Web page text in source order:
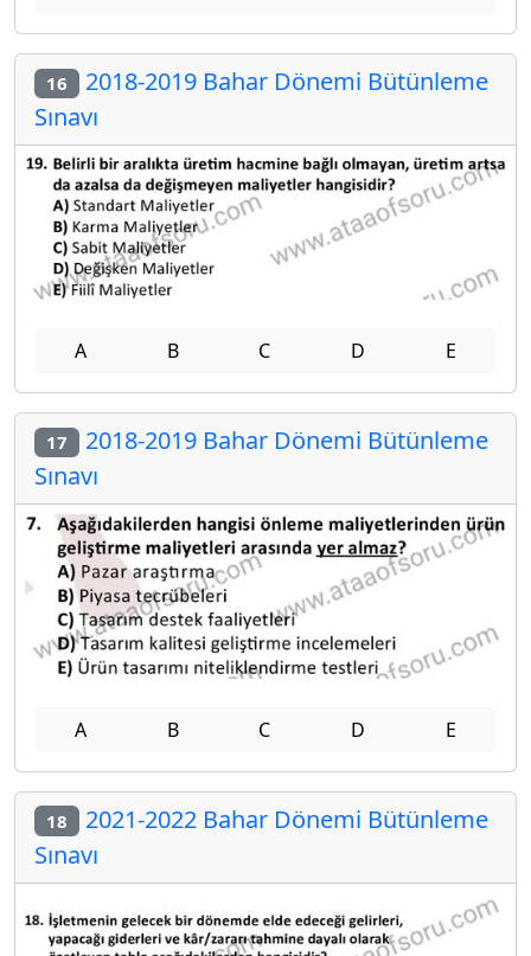
16 2018-2019 Bahar Dönemi Bütünleme
Sınavı
A B C D E
17 2018-2019 Bahar Dönemi Bütünleme
Sınavı
A B C D E
18 2021-2022 Bahar Dönemi Bütünleme
Sınavı